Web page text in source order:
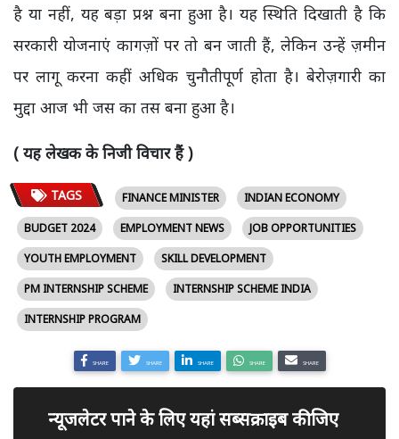
है या नहीं, यह बड़ा प्रश्न बना हुआ है। यह स्थिति दिखाती है कि
सरकारी योजनाएं कागज़ों पर तो बन जाती हैं, लेकिन उन्हें ज़मीन
पर लागू करना कहीं अधिक चुनौतीपूर्ण होता है। बेरोज़गारी का
मुद्दा आज भी जस का तस बना हुआ है।
( यह लेखक के निजी विचार हैं )
TAGS FINANCE MINISTER
INDIAN ECONOMY
BUDGET 2024
EMPLOYMENT NEWS
JOB OPPORTUNITIES
YOUTH EMPLOYMENT
SKILL DEVELOPMENT
PM INTERNSHIP SCHEME
INTERNSHIP SCHEME INDIA
INTERNSHIP PROGRAM
SHARE SHARE SHARE SHARE SHARE
न्यूजलेटर पाने के लिए यहां सब्सक्राइब कीजिए